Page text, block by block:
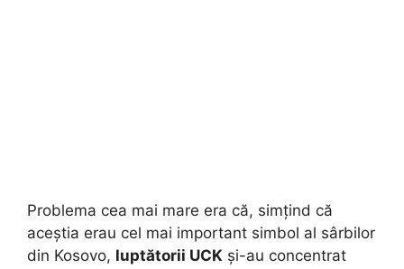
Problema cea mai mare era că, simțind că
aceștia erau cel mai important simbol al sârbilor
din Kosovo, luptătorii UCK și-au concentrat